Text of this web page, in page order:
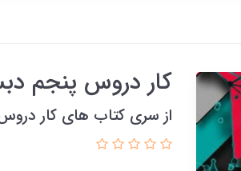
کار دروس پنجم
از سری کتاب های کار